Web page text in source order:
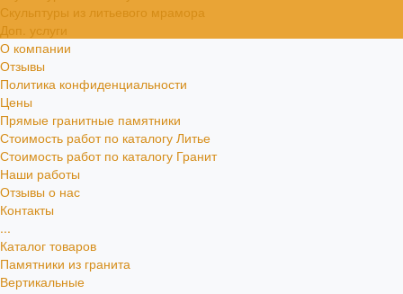
Скульптуры из литьевого мрамора
Доп. услуги
О компании
Отзывы
Политика конфиденциальности
Цены
Прямые гранитные памятники
Стоимость работ по каталогу Литье
Стоимость работ по каталогу Гранит
Наши работы
Отзывы о нас
Контакты
...
Каталог товаров
Памятники из гранита
Вертикальные